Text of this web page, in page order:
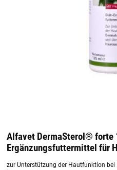
Alfavet DermaSterol® forte
Ergänzungsfuttermittel für
zur Unterstützung der Hautfunktion